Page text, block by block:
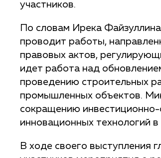
участников.
По словам Ирека
проводит работы,
правовых актов,
идет работа над
проведению строительных
промышленных объектов.
сокращению
инновационных технологий в
В ходе своего выступления